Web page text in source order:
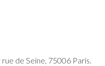
de Seine, 75006 Paris.